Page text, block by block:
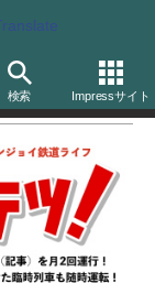
検索 Impressサイト
テツ！」